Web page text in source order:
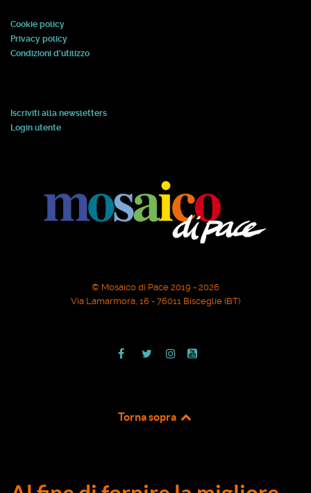
Cookie policy
Privacy policy
Condizioni d'utilizzo
Iscriviti alla newsletters
Login utente
© Mosaico di Pace 2019 - 2026
Via Lamarmora, 16 - 76011 Bisceglie (BT)
Torna sopra